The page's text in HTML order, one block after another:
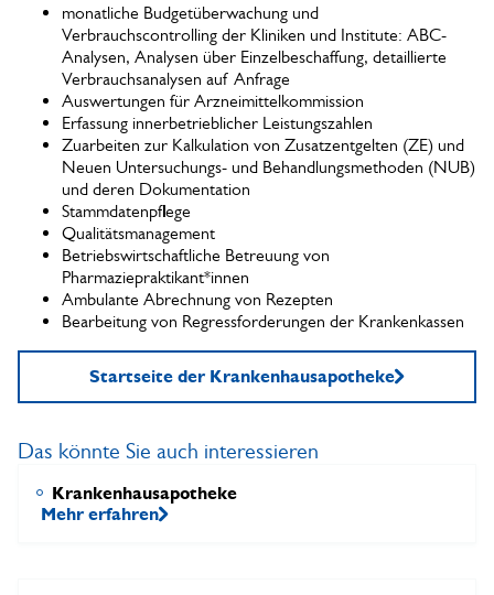
monatliche Budgetüberwachung und
Verbrauchscontrolling der Kliniken und Institute: ABC-
Analysen, Analysen über Einzelbeschaffung, detaillierte
Verbrauchsanalysen auf Anfrage
Auswertungen für Arzneimittelkommission
Erfassung innerbetrieblicher Leistungszahlen
Zuarbeiten zur Kalkulation von Zusatzentgelten (ZE) und
Neuen Untersuchungs- und Behandlungsmethoden (NUB)
und deren Dokumentation
Stammdatenpflege
Qualitätsmanagement
Betriebswirtschaftliche Betreuung von
Pharmaziepraktikant*innen
Ambulante Abrechnung von Rezepten
Bearbeitung von Regressforderungen der Krankenkassen
Startseite der Krankenhausapotheke
Das könnte Sie auch interessieren
Krankenhausapotheke
Mehr erfahren